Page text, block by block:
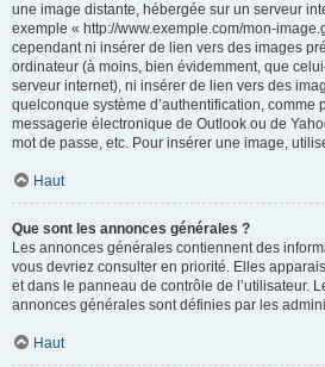
une image distante, hébergée sur un serveur
exemple « http://www.exemple.com/mon-
cependant ni insérer de lien vers des images
ordinateur (à moins, bien évidemment, que
serveur internet), ni insérer de lien vers des
quelconque système d’authentification, comme
messagerie électronique de Outlook ou de
mot de passe, etc. Pour insérer une image,
Haut
Que sont les annonces générales ?
Les annonces générales contiennent des
vous devriez consulter en priorité. Elles
et dans le panneau de contrôle de l’utilisateur.
annonces générales sont définies par les
Haut